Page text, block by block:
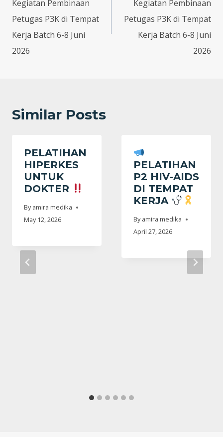
Kegiatan Pembinaan
Petugas P3K di Tempat
Kerja Batch 6-8 Juni
2026
Kegiatan Pembinaan
Petugas P3K di Tempat
Kerja Batch 6-8 Juni
2026
Similar Posts
PELATIHAN
HIPERKES
UNTUK
DOKTER
By amira medika
May 12, 2026
PELATIHAN
P2 HIV-AIDS
DI TEMPAT
KERJA
By amira medika
April 27, 2026